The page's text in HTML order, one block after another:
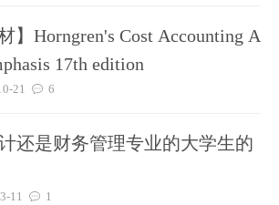
】Horngren's Cost Accounting A
17th edition
21 6
还是财务管理专业的大学生的
11 1